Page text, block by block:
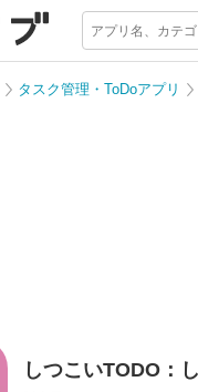
タスク管理・ToDoアプリ
しつこいTODO：